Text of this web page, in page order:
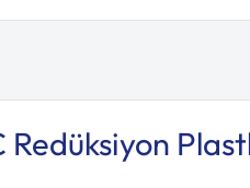
Redüksiyon